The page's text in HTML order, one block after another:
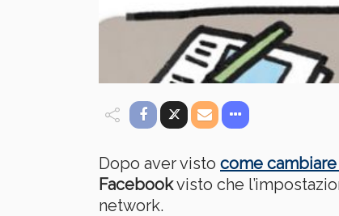
Dopo aver visto come
Facebookvisto che
network.